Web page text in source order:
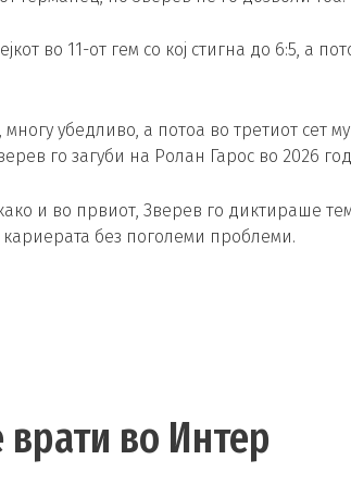
во 11-от гем со кој стигна до 6:5, а
многу убедливо, а потоа во третиот сет
го загуби на Ролан Гарос во 2026
и во првиот, Зверев го диктираше
без поголеми проблеми.
врати во Интер